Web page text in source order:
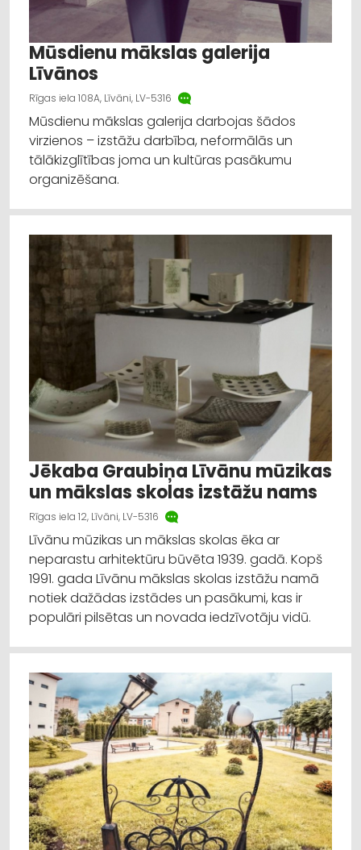
Mūsdienu mākslas galerija
Līvānos
Rīgas iela 108A, Līvāni, LV-5316
Mūsdienu mākslas galerija darbojas šādos
virzienos – izstāžu darbība, neformālās un
tālākizglītības joma un kultūras pasākumu
organizēšana.
Jēkaba Graubiņa Līvānu mūzikas
un mākslas skolas izstāžu nams
Rīgas iela 12, Līvāni, LV-5316
Līvānu mūzikas un mākslas skolas ēka ar
neparastu arhitektūru būvēta 1939. gadā. Kopš
1991. gada Līvānu mākslas skolas izstāžu namā
notiek dažādas izstādes un pasākumi, kas ir
populāri pilsētas un novada iedzīvotāju vidū.